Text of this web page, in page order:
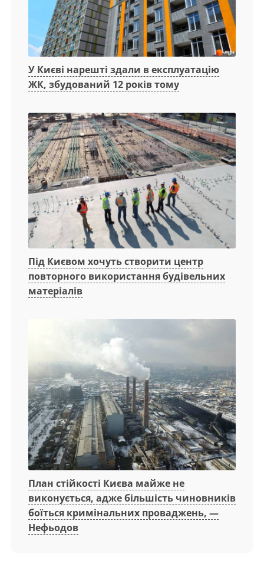
У Києві нарешті здали в експлуатацію
ЖК, збудований 12 років тому
Під Києвом хочуть створити центр
повторного використання будівельних
матеріалів
План стійкості Києва майже не
виконується, адже більшість чиновників
боїться кримінальних проваджень, —
Нефьодов